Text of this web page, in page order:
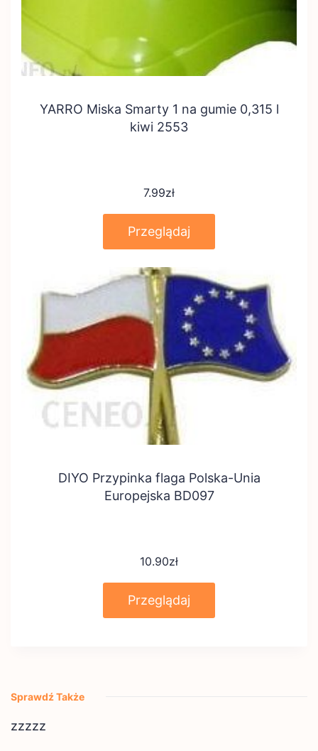
YARRO Miska Smarty 1 na gumie 0,315 l
kiwi 2553
7.99zł
Przeglądaj
DIYO Przypinka flaga Polska-Unia
Europejska BD097
10.90zł
Przeglądaj
Sprawdź Także
zzzzz